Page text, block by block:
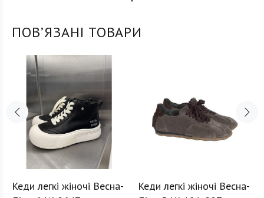
ПОВʼЯЗАНІ ТОВАРИ
Кеди легкі жіночі Весна-
Кеди легкі жіночі Весна-